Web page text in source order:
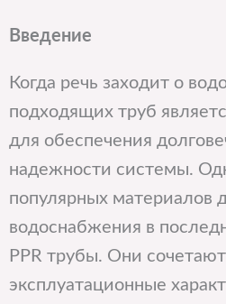
Введение
Когда речь заходит о
подходящих труб
для обеспечения
надежности системы.
популярных материалов
водоснабжения в
PPR трубы. Они
эксплуатационные